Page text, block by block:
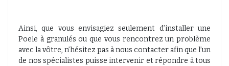
Ainsi, que vous envisagiez seulement d’installer une
Poele à granulés ou que vous rencontrez un problème
avec la vôtre, n’hésitez pas à nous contacter afin que l’un
de nos spécialistes puisse intervenir et répondre à tous